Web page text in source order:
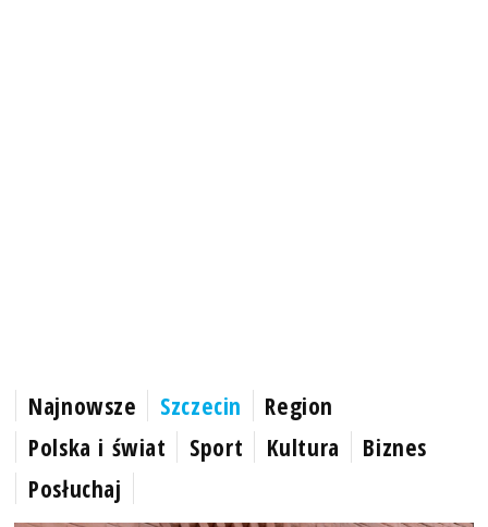
Najnowsze Szczecin
Region
Polska i świat
Sport Kultura
Biznes
Posłuchaj